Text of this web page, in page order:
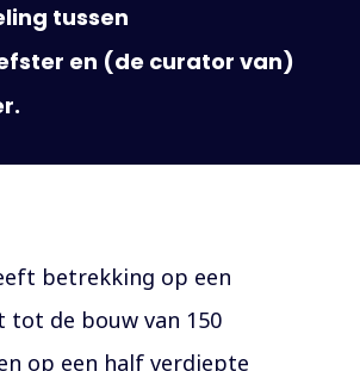
tussen
en (de curator van)
betrekking op een
tot de bouw van 150
op een half verdiepte